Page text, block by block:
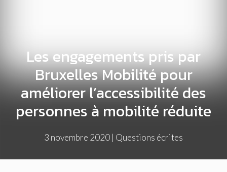
Les engagements pris par
Bruxelles Mobilité pour
améliorer l’accessibilité des
personnes à mobilité réduite
3 novembre 2020 | Questions écrites